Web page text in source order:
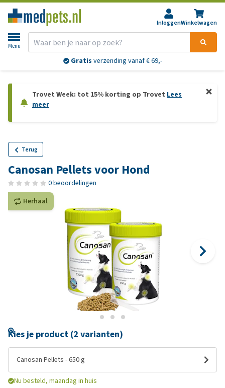
InloggenWinkelwagen
Menu
Gratis verzending vanaf € 69,-
Trovet Week: tot 15% korting op Trovet Lees
meer
Terug
Canosan Pellets voor Hond
0 beoordelingen
Herhaal
Kies je product (2 varianten)
Canosan Pellets - 650 g
Nu besteld, maandag in huis